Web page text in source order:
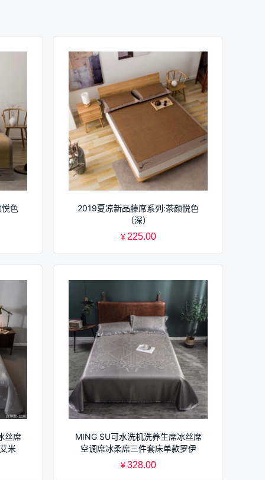
色
2019夏凉新品藤席系列:茶颜悦色
（深）
¥ 225.00
丝席
米
MING SU可水洗机洗养生席冰丝席
空调席冰柔席三件套床单款罗伊
¥ 328.00